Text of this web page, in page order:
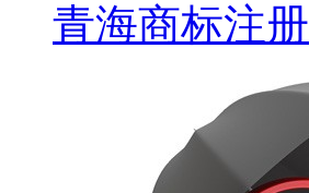
青海商标注册